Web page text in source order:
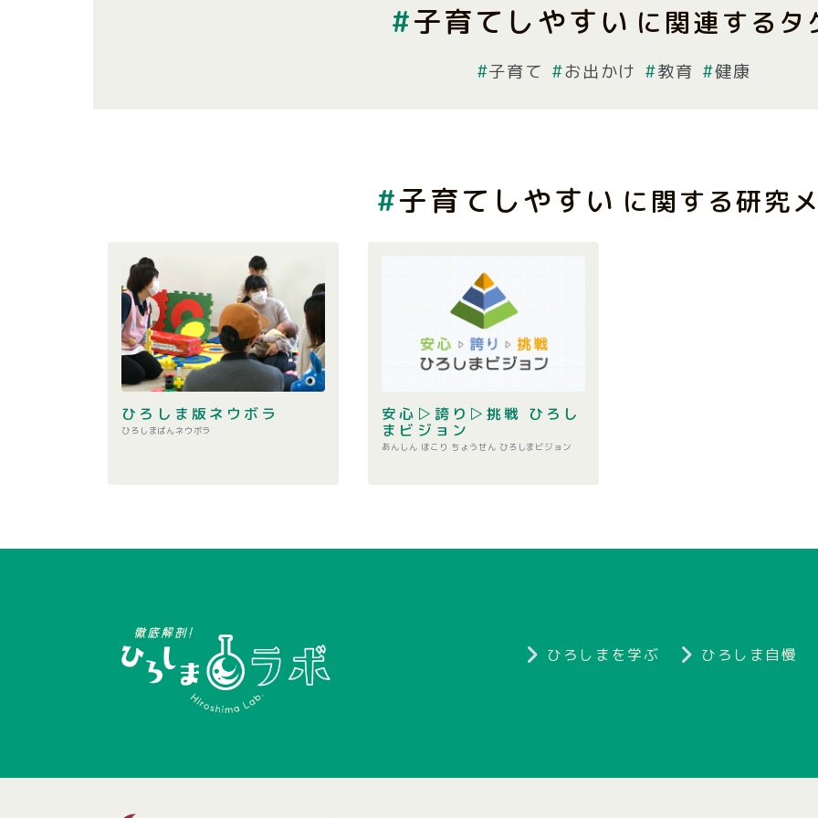
子育てしやすい に関連するタ
子育て お出かけ 教育 健康
子育てしやすい に関する研究
ひろしま版ネウボラ
ひろしまばんネウボラ
安心▷誇り▷挑戦 ひろし
まビジョン
あんしん ほこり ちょうせん ひろしまビジョン
ひろしまを学ぶ ひろしま自慢